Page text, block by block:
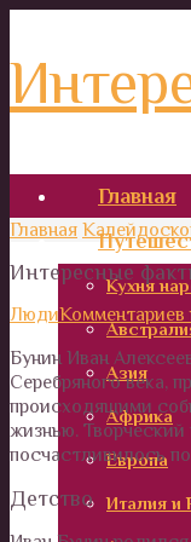
Главная
Кухня
Азия
Африка
Европа
Италия и
Главная
Интересные
ЛюдиКомментариев
Бунин Иван
Серебряного века,
происходящими
жизнью. Творческий
посчастливилось
Детство